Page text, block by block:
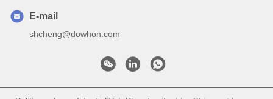
E-mail
shcheng@dowhon.com